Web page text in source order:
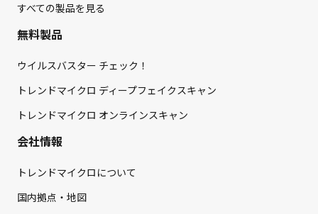
すべての製品を見る
無料製品
ウイルスバスター チェック！
トレンドマイクロ ディープフェイクスキャン
トレンドマイクロ オンラインスキャン
会社情報
トレンドマイクロについて
国内拠点・地図